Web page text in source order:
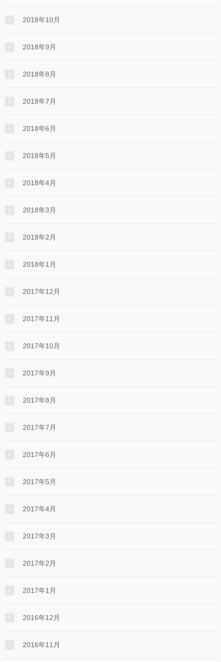
2018年10月
2018年9月
2018年8月
2018年7月
2018年6月
2018年5月
2018年4月
2018年3月
2018年2月
2018年1月
2017年12月
2017年11月
2017年10月
2017年9月
2017年8月
2017年7月
2017年6月
2017年5月
2017年4月
2017年3月
2017年2月
2017年1月
2016年12月
2016年11月